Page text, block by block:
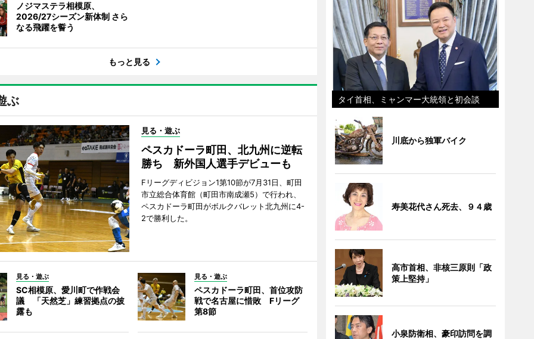
ノジマステラ相模原、
2026/27シーズン新体制 さら
なる飛躍を誓う
もっと見る
ぶ
見る・遊ぶ
ペスカドーラ町田、北九州に逆転
勝ち 新外国人選手デビューも
Fリーグディビジョン1第10節が7月31日、町田
市立総合体育館（町田市南成瀬5）で行われ、
ペスカドーラ町田がボルクバレット北九州に4-
2で勝利した。
見る・遊ぶ
SC相模原、愛川町で作戦会
議 「天然芝」練習拠点の披
露も
見る・遊ぶ
ペスカドーラ町田、首位攻防
戦で名古屋に惜敗 Fリーグ
第8節
タイ首相、ミャンマー大統領と初会談
川底から独軍バイク
寿美花代さん死去、９４歳
高市首相、非核三原則「政
策上堅持」
小泉防衛相、豪印訪問を調